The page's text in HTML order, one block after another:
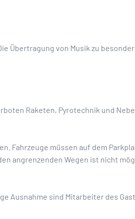
Übertragung von Musik zu
Raketen, Pyrotechnik und
Fahrzeuge müssen auf dem
angrenzenden Wegen ist nicht
Ausnahme sind Mitarbeiter des